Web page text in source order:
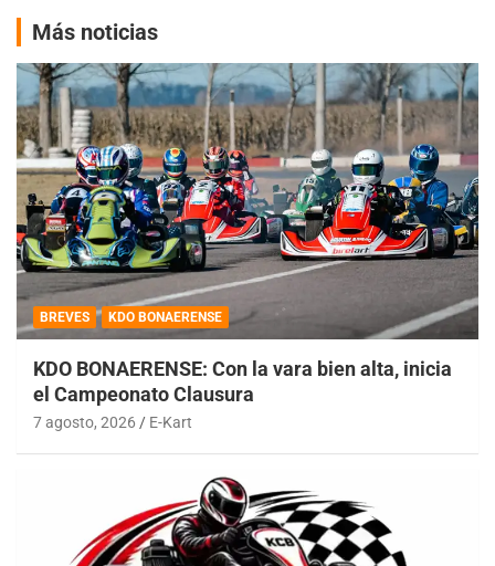
Más noticias
BREVES KDO BONAERENSE
KDO BONAERENSE: Con la vara bien alta, inicia
el Campeonato Clausura
7 agosto, 2026 E-Kart